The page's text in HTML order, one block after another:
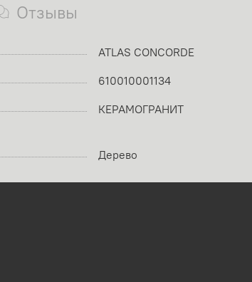
Отзывы
ATLAS CONCORDE
610010001134
КЕРАМОГРАНИТ
Дерево